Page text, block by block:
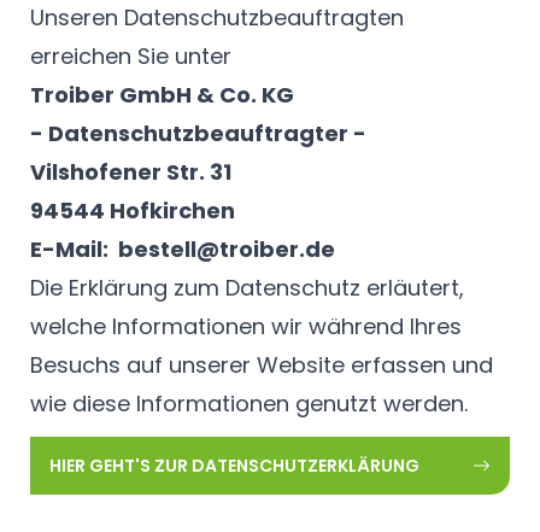
Unseren Datenschutzbeauftragten
erreichen Sie unter
Troiber GmbH & Co. KG
- Datenschutzbeauftragter -
Vilshofener Str. 31
94544 Hofkirchen
E-Mail: bestell@troiber.de
Die Erklärung zum Datenschutz erläutert,
welche Informationen wir während Ihres
Besuchs auf unserer Website erfassen und
wie diese Informationen genutzt werden.
HIER GEHT'S ZUR DATENSCHUTZERKLÄRUNG